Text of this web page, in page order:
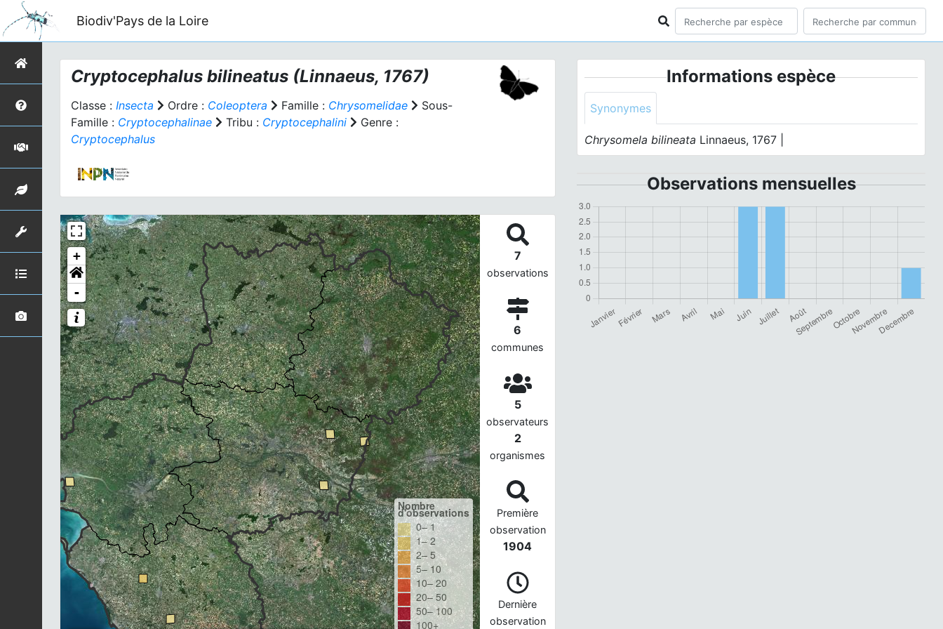
Biodiv'Pays de la Loire
Cryptocephalus bilineatus (Linnaeus, 1767)
Classe : Insecta Ordre : Coleoptera Famille : Chrysomelidae
Sous-
Famille : Cryptocephalinae Tribu : Cryptocephalini
Genre :
Cryptocephalus
+
-
Nombre
d'observations
0– 1
1– 2
2– 5
5– 10
10– 20
20– 50
50– 100
100+
7
observations
6
communes
5
observateurs
2
organismes
Première
observation
1904
Dernière
observation
Informations espèce
Synonymes
Chrysomela bilineata Linnaeus, 1767 |
Observations mensuelles